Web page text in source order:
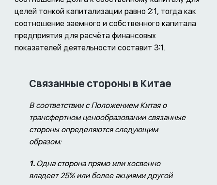
целей тонкой капитализации равно 2:1, тогда как
соотношение заемного и собственного капитала
предприятия для расчёта финансовых
показателей деятельности составит 3:1.
Связанные стороны в Китае
В соответствии с Положением Китая о
трансфертном ценообразовании связанные
стороны определяются следующим
образом:
1. Одна сторона прямо или косвенно
владеет 25% или более акциями другой